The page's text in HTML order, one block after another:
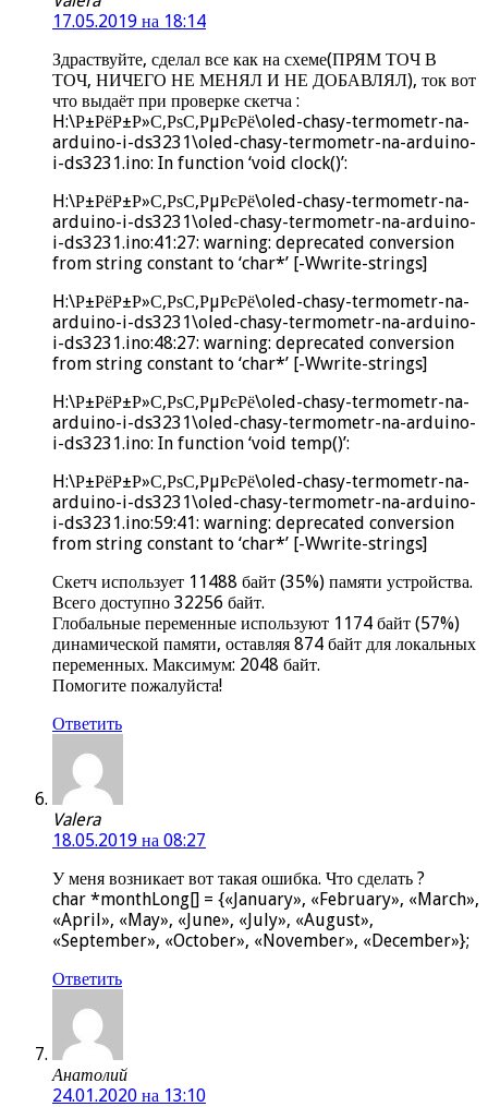
17.05.2019 на 18:14
Здраствуйте, сделал все как на схеме(ПРЯМ ТОЧ В
ТОЧ, НИЧЕГО НЕ МЕНЯЛ И НЕ ДОБАВЛЯЛ), ток вот
что выдаёт при проверке скетча :
H:\Р±РёР±Р»С‚РѕС‚РµРєРё\oled-chasy-termometr-na-
arduino-i-ds3231\oled-chasy-termometr-na-arduino-
i-ds3231.ino: In function ‘void clock()’:
H:\Р±РёР±Р»С‚РѕС‚РµРєРё\oled-chasy-termometr-na-
arduino-i-ds3231\oled-chasy-termometr-na-arduino-
i-ds3231.ino:41:27: warning: deprecated conversion
from string constant to ‘char*’ [-Wwrite-strings]
H:\Р±РёР±Р»С‚РѕС‚РµРєРё\oled-chasy-termometr-na-
arduino-i-ds3231\oled-chasy-termometr-na-arduino-
i-ds3231.ino:48:27: warning: deprecated conversion
from string constant to ‘char*’ [-Wwrite-strings]
H:\Р±РёР±Р»С‚РѕС‚РµРєРё\oled-chasy-termometr-na-
arduino-i-ds3231\oled-chasy-termometr-na-arduino-
i-ds3231.ino: In function ‘void temp()’:
H:\Р±РёР±Р»С‚РѕС‚РµРєРё\oled-chasy-termometr-na-
arduino-i-ds3231\oled-chasy-termometr-na-arduino-
i-ds3231.ino:59:41: warning: deprecated conversion
from string constant to ‘char*’ [-Wwrite-strings]
Скетч использует 11488 байт (35%) памяти устройства.
Всего доступно 32256 байт.
Глобальные переменные используют 1174 байт (57%)
динамической памяти, оставляя 874 байт для локальных
переменных. Максимум: 2048 байт.
Помогите пожалуйста!
Ответить
Valera
18.05.2019 на 08:27
У меня возникает вот такая ошибка. Что сделать ?
char *monthLong[] = {«January», «February», «March»,
«April», «May», «June», «July», «August»,
«September», «October», «November», «December»};
Ответить
Анатолий
24.01.2020 на 13:10